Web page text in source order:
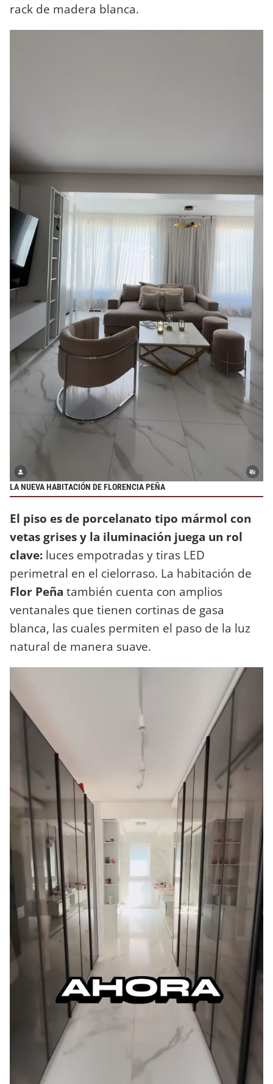
rack de madera blanca.
LA NUEVA HABITACIÓN DE FLORENCIA PEÑA
El piso es de porcelanato tipo mármol con
vetas grises y la iluminación juega un rol
clave: luces empotradas y tiras LED
perimetral en el cielorraso. La habitación de
Flor Peña también cuenta con amplios
ventanales que tienen cortinas de gasa
blanca, las cuales permiten el paso de la luz
natural de manera suave.